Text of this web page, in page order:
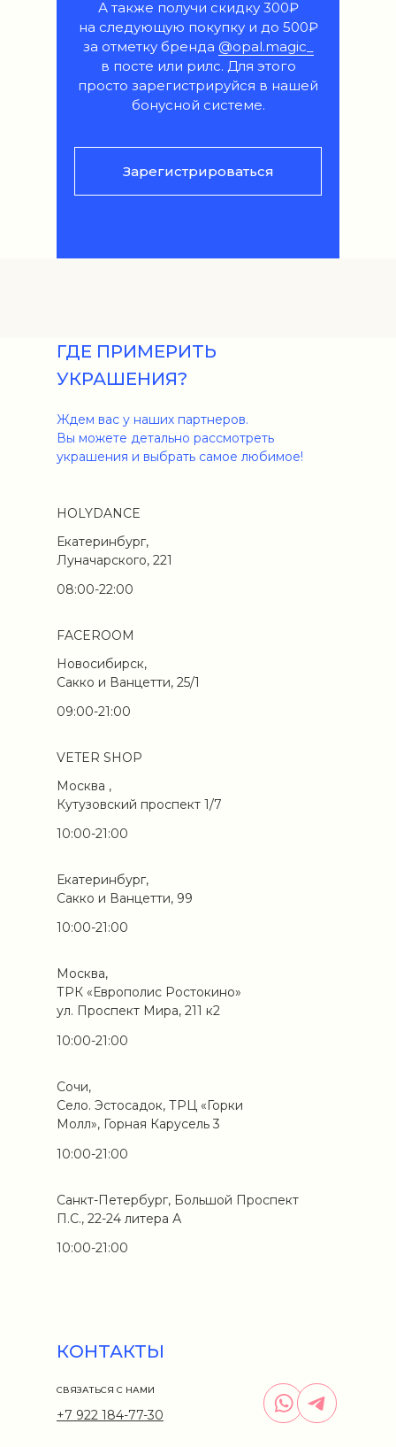
Зарегистрироваться
А также получи скидку 300₽
на следующую покупку и до 500₽
за отметку бренда @opal.magic_
в посте или рилс. Для этого
просто зарегистрируйся в нашей
бонусной системе.
ГДЕ ПРИМЕРИТЬ
УКРАШЕНИЯ?
10:00-21:00
Санкт-Петербург, Большой Проспект
П.С., 22-24 литера А
10:00-21:00
Сочи,
Село. Эстосадок, ТРЦ «Горки
Молл», Горная Карусель 3
10:00-21:00
Москва,
ТРК «Европолис Ростокино»
ул. Проспект Мира, 211 к2
Екатеринбург,
Луначарского, 221
HOLYDANCE
08:00-22:00
10:00-21:00
Екатеринбург,
Сакко и Ванцетти, 99
Ждем вас у наших партнеров.
Вы можете детально рассмотреть
украшения и выбрать самое любимое!
FACEROOM
Новосибирск,
Сакко и Ванцетти, 25/1
09:00-21:00
VETER SHOP
Москва ,
Кутузовский проспект 1/7
10:00-21:00
КОНТАКТЫ
+7 922 184-77-30
СВЯЗАТЬСЯ С НАМИ